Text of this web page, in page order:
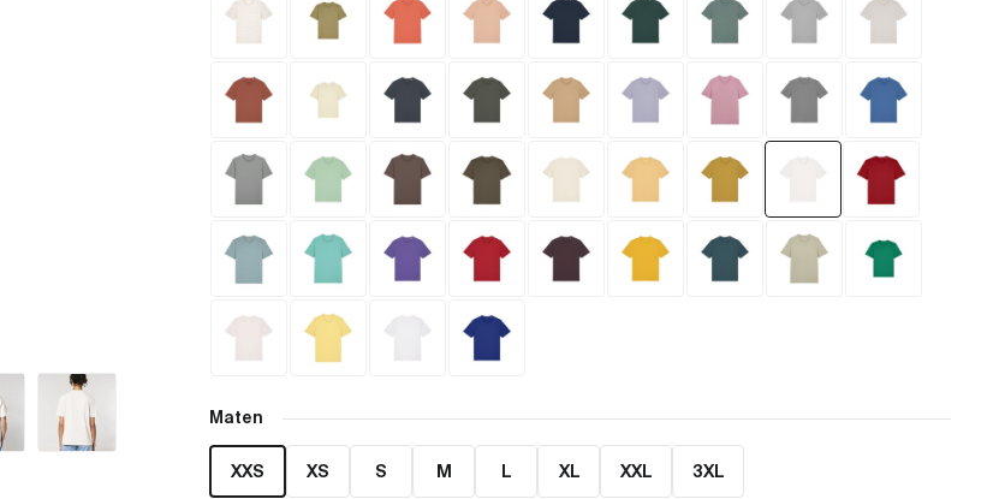
Maten
XXS XS S M L XL XXL 3XL